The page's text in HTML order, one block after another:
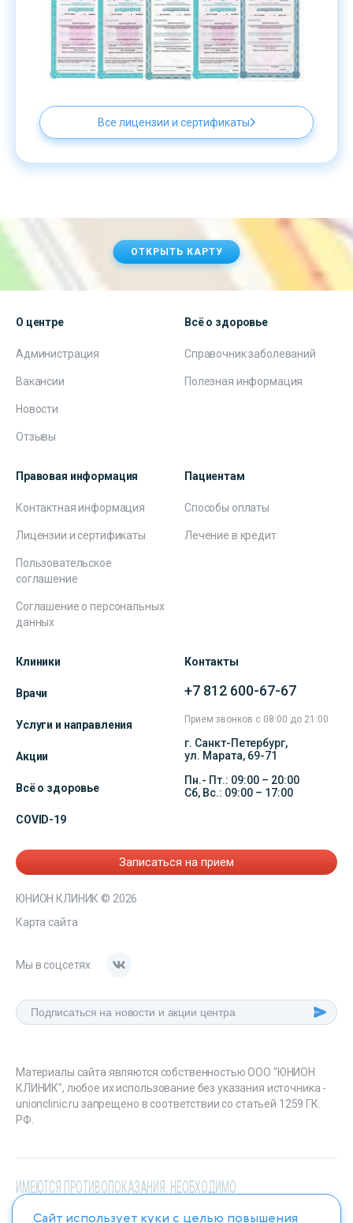
Все лицензии и сертификаты
ОТКРЫТЬ КАРТУ
О центре
Администрация
Вакансии
Новости
Отзывы
Всё о здоровье
Справочник заболеваний
Полезная информация
Правовая информация
Контактная информация
Лицензии и сертификаты
Пользовательское
соглашение
Соглашение о персональных
данных
Пациентам
Способы оплаты
Лечение в кредит
Клиники
Врачи
Услуги и направления
Акции
Всё о здоровье
COVID-19
Контакты
+7 812 600-67-67
Прием звонков с 08:00 до 21:00
г. Санкт-Петербург,
ул. Марата, 69-71
Пн.- Пт.: 09:00 – 20:00
Сб, Вс.: 09:00 – 17:00
Записаться на прием
ЮНИОН КЛИНИК © 2026
Карта сайта
Мы в соцсетях
Материалы сайта являются собственностью ООО "ЮНИОН
КЛИНИК", любое их использование без указания источника -
unionclinic.ru запрещено в соответствии со статьей 1259 ГК.
РФ.
ИМЕЮТСЯ ПРОТИВОПОКАЗАНИЯ. НЕОБХОДИМО
ПРОКОНСУЛЬТИРОВАТЬСЯ СО СПЕЦИАЛИСТОМ
Сайт использует куки с целью повышения